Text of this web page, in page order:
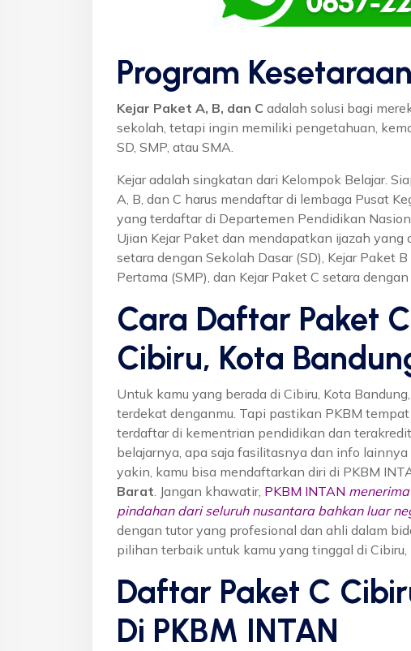
Program
Kejar Paket A, B, dan C adalah solusi bagi
sekolah, tetapi ingin memiliki pengetahuan,
SD, SMP, atau SMA.
Kejar adalah singkatan dari Kelompok Belajar.
A, B, dan C harus mendaftar di lembaga Pusat
yang terdaftar di Departemen Pendidikan
Ujian Kejar Paket dan mendapatkan ijazah yang
setara dengan Sekolah Dasar (SD), Kejar Paket
Pertama (SMP), dan Kejar Paket C setara
Cara Daftar Paket
Cibiru, Kota
Untuk kamu yang berada di Cibiru, Kota
terdekat denganmu. Tapi pastikan PKBM
terdaftar di kementrian pendidikan dan
belajarnya, apa saja fasilitasnya dan info
yakin, kamu bisa mendaftarkan diri di PKBM
Barat . Jangan khawatir, PKBM INTAN
pindahan dari seluruh nusantara bahkan luar
dengan tutor yang profesional dan ahli dalam
pilihan terbaik untuk kamu yang tinggal di Cibiru,
Daftar Paket C
Di PKBM INTAN